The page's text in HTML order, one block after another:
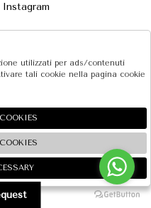
Instagram
gruppo Zucchetti
utilizzati per ads/contenuti
tali cookie nella pagina cookie